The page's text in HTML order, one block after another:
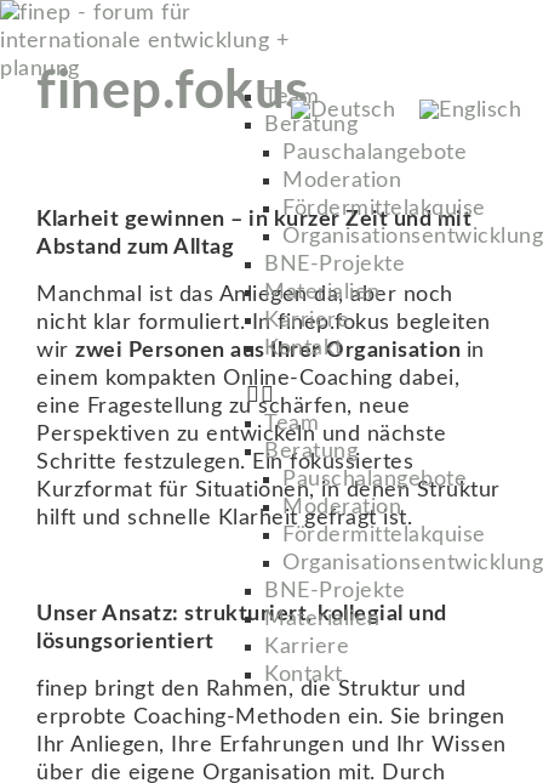
Team
Beratung
Pauschalangebote
Moderation
Fördermittelakquise
Organisationsentwicklung
BNE-Projekte
Materialien
Karriere
Kontakt
Team
Beratung
Pauschalangebote
Moderation
Fördermittelakquise
Organisationsentwicklung
BNE-Projekte
Materialien
Karriere
Kontakt
finep.fokus
Klarheit gewinnen – in kurzer Zeit und mit
Abstand zum Alltag
Manchmal ist das Anliegen da, aber noch
nicht klar formuliert. In finep.fokus begleiten
wir zwei Personen aus Ihrer Organisation in
einem kompakten Online-Coaching dabei,
eine Fragestellung zu schärfen, neue
Perspektiven zu entwickeln und nächste
Schritte festzulegen. Ein fokussiertes
Kurzformat für Situationen, in denen Struktur
hilft und schnelle Klarheit gefragt ist.
Unser Ansatz: strukturiert, kollegial und
lösungsorientiert
finep bringt den Rahmen, die Struktur und
erprobte Coaching-Methoden ein. Sie bringen
Ihr Anliegen, Ihre Erfahrungen und Ihr Wissen
über die eigene Organisation mit. Durch